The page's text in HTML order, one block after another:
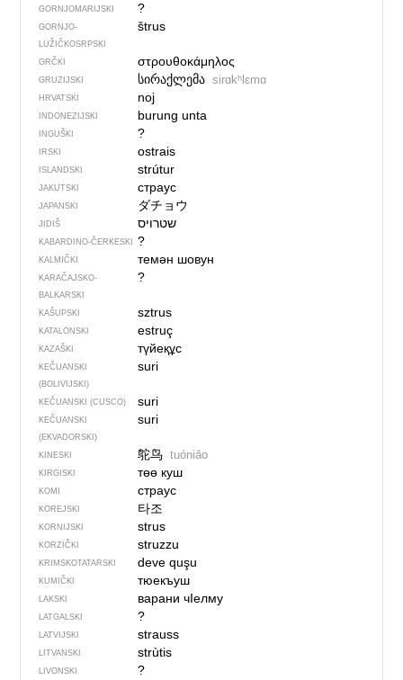
GORNJOMARIJSKI ?
GORNJO­
LUŽIČKOSRPSKI
štrus
GRČKI στρουθοκάμηλος
GRUZIJSKI სირაქლემა sirɑkʰlɛmɑ
HRVATSKI noj
INDONEZIJSKI burung unta
INGUŠKI ?
IRSKI ostrais
ISLANDSKI strútur
JAKUTSKI страус
JAPANSKI ダチョウ
JIDIŠ
KABARDINO-ČERKESKI ?
KALMIČKI темән шовун
KARAČAJSKO-
BALKARSKI
?
KAŠUPSKI sztrus
KATALONSKI estruç
KAZAŠKI түйеқұс
KEČUANSKI
(BOLIVIJSKI)
suri
KEČUANSKI (CUSCO) suri
KEČUANSKI
(EKVADORSKI)
suri
KINESKI 鸵鸟 tuóniǎo
KIRGISKI төө куш
KOMI страус
KOREJSKI 타조
KORNIJSKI strus
KORZIČKI struzzu
KRIMSKOTATARSKI deve quşu
KUMIČKI тюекъуш
LAKSKI варани чIелму
LATGALSKI ?
LATVIJSKI strauss
LITVANSKI strùtis
LIVONSKI ?